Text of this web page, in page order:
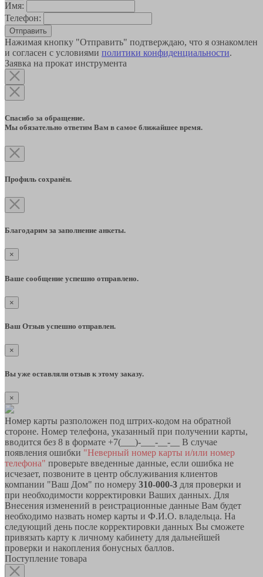
Имя:
Телефон:
Отправить
Нажимая кнопку "Отправить" подтверждаю, что я ознакомлен
и согласен с условиями политики конфиденциальности.
Заявка на прокат инструмента
Спасибо за обращение.
Мы обязательно ответим Вам в самое ближайшее время.
Профиль сохранён.
Благодарим за заполнение анкеты.
×
Ваше сообщение успешно отправлено.
×
Ваш Отзыв успешно отправлен.
×
Вы уже оставляли отзыв к этому заказу.
×
Номер карты разположен под штрих-кодом на обратной
стороне. Номер телефона, указанный при получении карты,
вводится без 8 в формате +7(___)-___-__-__ В случае
появления ошибки "Неверный номер карты и/или номер
телефона" проверьте введенные данные, если ошибка не
исчезает, позвоните в центр обслуживания клиентов
компании "Ваш Дом" по номеру 310-000-3 для проверки и
при необходимости корректировки Ваших данных. Для
Внесения изменений в реистрационные данные Вам будет
необходимо назвать номер карты и Ф.И.О. владельца. На
следующий день после корректировки данных Вы сможете
привязать карту к личному кабинету для дальнейшей
проверки и накопления бонусных баллов.
Поступление товара